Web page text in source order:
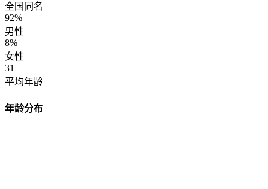
全国同名
92%
男性
8%
女性
31
平均年龄
年龄分布